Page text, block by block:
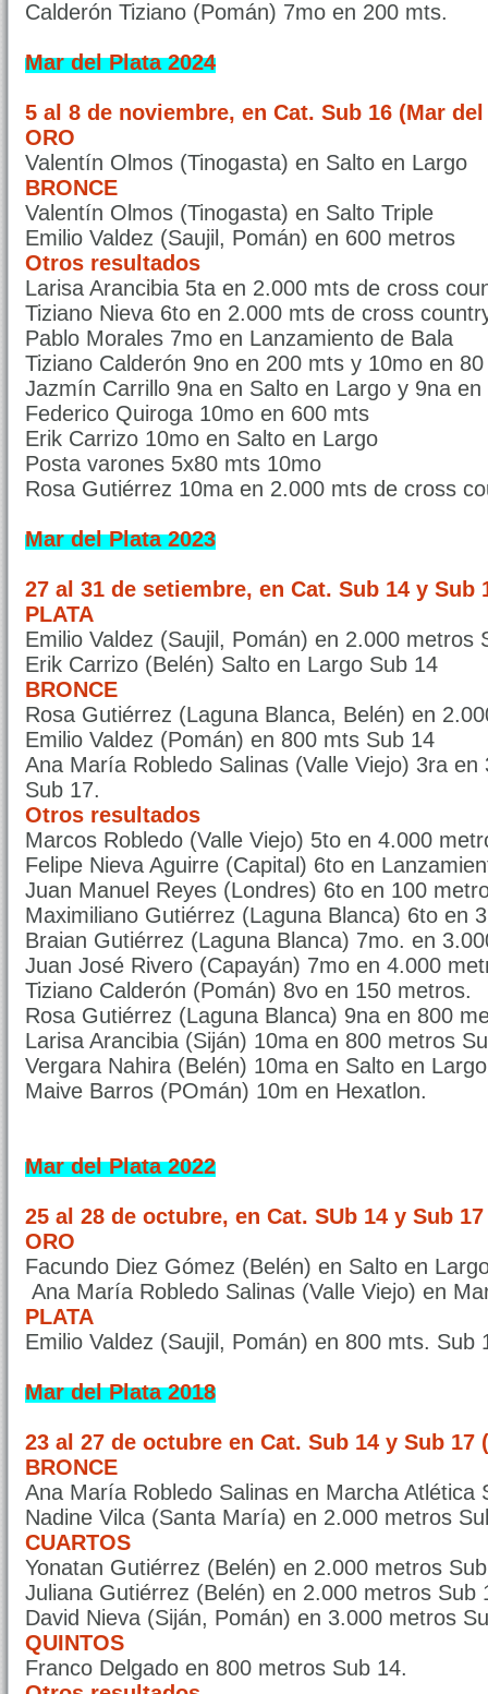
Calderón Tiziano (Pomán) 7mo en 200 mts.
Mar del Plata 2024
5 al 8 de noviembre, en Cat. Sub 16 (Mar
ORO
Valentín Olmos (Tinogasta) en Salto en Largo
BRONCE
Valentín Olmos (Tinogasta) en Salto Triple
Emilio Valdez (Saujil, Pomán) en 600 metros
Otros resultados
Larisa Arancibia 5ta en 2.000 mts de cross
Tiziano Nieva 6to en 2.000 mts de cross
Pablo Morales 7mo en Lanzamiento de Bala
Tiziano Calderón 9no en 200 mts y 10mo en
Jazmín Carrillo 9na en Salto en Largo y 9na en
Federico Quiroga 10mo en 600 mts
Erik Carrizo 10mo en Salto en Largo
Posta varones 5x80 mts 10mo
Rosa Gutiérrez 10ma en 2.000 mts de cross
Mar del Plata 2023
27 al 31 de setiembre, en Cat. Sub 14 y Sub
PLATA
Emilio Valdez (Saujil, Pomán) en 2.000 metros
Erik Carrizo (Belén) Salto en Largo Sub 14
BRONCE
Rosa Gutiérrez (Laguna Blanca, Belén) en
Emilio Valdez (Pomán) en 800 mts Sub 14
Ana María Robledo Salinas (Valle Viejo) 3ra
Sub 17.
Otros resultados
Marcos Robledo (Valle Viejo) 5to en 4.000
Felipe Nieva Aguirre (Capital) 6to en
Juan Manuel Reyes (Londres) 6to en 100
Maximiliano Gutiérrez (Laguna Blanca) 6to en
Braian Gutiérrez (Laguna Blanca) 7mo. en
Juan José Rivero (Capayán) 7mo en 4.000
Tiziano Calderón (Pomán) 8vo en 150 metros.
Rosa Gutiérrez (Laguna Blanca) 9na en 800
Larisa Arancibia (Siján) 10ma en 800 metros
Vergara Nahira (Belén) 10ma en Salto en
Maive Barros (POmán) 10m en Hexatlon.
Mar del Plata 2022
25 al 28 de octubre, en Cat. SUb 14 y Sub
ORO
Facundo Diez Gómez (Belén) en Salto en
Ana María Robledo Salinas (Valle Viejo) en
PLATA
Emilio Valdez (Saujil, Pomán) en 800 mts. Sub
Mar del Plata 2018
23 al 27 de octubre en Cat. Sub 14 y Sub 17
BRONCE
Ana María Robledo Salinas en Marcha Atlética
Nadine Vilca (Santa María) en 2.000 metros
CUARTOS
Yonatan Gutiérrez (Belén) en 2.000 metros
Juliana Gutiérrez (Belén) en 2.000 metros Sub
David Nieva (Siján, Pomán) en 3.000 metros
QUINTOS
Franco Delgado en 800 metros Sub 14.